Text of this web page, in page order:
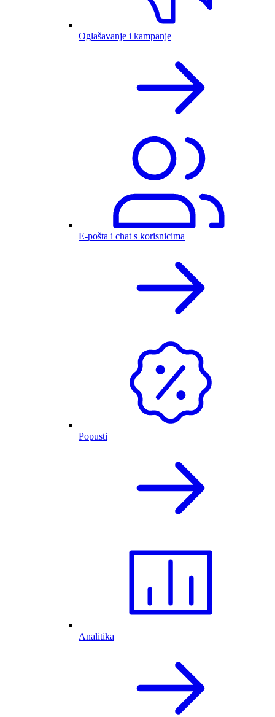
Oglašavanje i kampanje
E-pošta i chat s korisnicima
Popusti
Analitika